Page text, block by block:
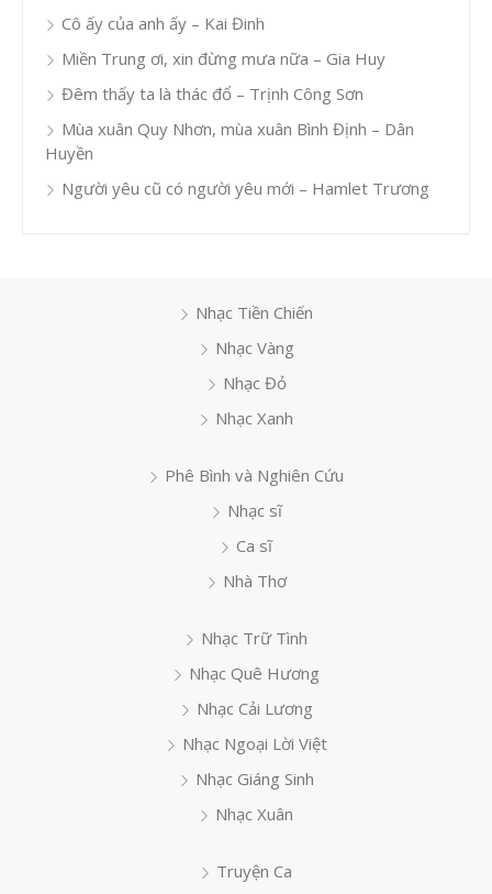
Cô ấy của anh ấy – Kai Đinh
Miền Trung ơi, xin đừng mưa nữa – Gia Huy
Đêm thấy ta là thác đổ – Trịnh Công Sơn
Mùa xuân Quy Nhơn, mùa xuân Bình Định – Dân
Huyền
Người yêu cũ có người yêu mới – Hamlet Trương
Nhạc Tiền Chiến
Nhạc Vàng
Nhạc Đỏ
Nhạc Xanh
Phê Bình và Nghiên Cứu
Nhạc sĩ
Ca sĩ
Nhà Thơ
Nhạc Trữ Tình
Nhạc Quê Hương
Nhạc Cải Lương
Nhạc Ngoại Lời Việt
Nhạc Giáng Sinh
Nhạc Xuân
Truyện Ca